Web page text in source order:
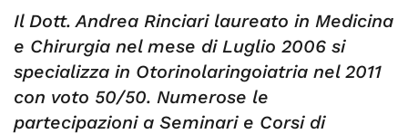
Il Dott. Andrea Rinciari laureato in Medicina
e Chirurgia nel mese di Luglio 2006 si
specializza in Otorinolaringoiatria nel 2011
con voto 50/50. Numerose le
partecipazioni a Seminari e Corsi di